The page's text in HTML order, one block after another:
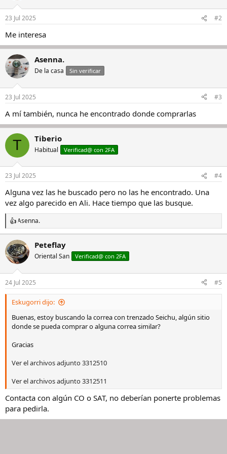
23 Jul 2025 #2
Me interesa
Asenna.
De la casa Sin verificar
23 Jul 2025 #3
A mí también, nunca he encontrado donde comprarlas
T Tiberio
Habitual Verificad@ con 2FA
23 Jul 2025 #4
Alguna vez las he buscado pero no las he encontrado. Una
vez algo parecido en Ali. Hace tiempo que las busque.
R
e
a
c
c
o
n
e
Asenna.
Peteflay
Oriental San Verificad@ con 2FA
24 Jul 2025 #5
Eskugorri dijo:
Buenas, estoy buscando la correa con trenzado Seichu, algún sitio
donde se pueda comprar o alguna correa similar?
Gracias
Ver el archivos adjunto 3312510
Ver el archivos adjunto 3312511
Contacta con algún CO o SAT, no deberían ponerte problemas
para pedirla.